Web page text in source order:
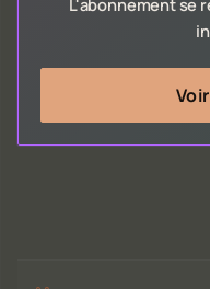
L'abonnement se